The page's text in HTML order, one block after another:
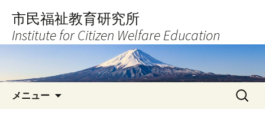
へ
キ
市民福祉教育研究所
Institute for Citizen Welfare Education
メニュー
検
索: